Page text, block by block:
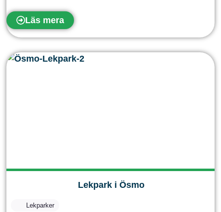
Läs mera
Lekpark i Ösmo
Lekparker